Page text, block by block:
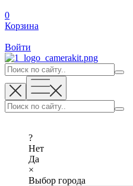
0
Корзина
Войти
?
Нет
Да
×
Выбор города